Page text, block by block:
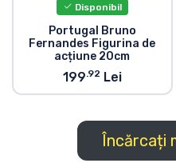
Disponibil
Portugal Bruno
Fernandes Figurina de
acțiune 20cm
199.92 Lei
Încărcați